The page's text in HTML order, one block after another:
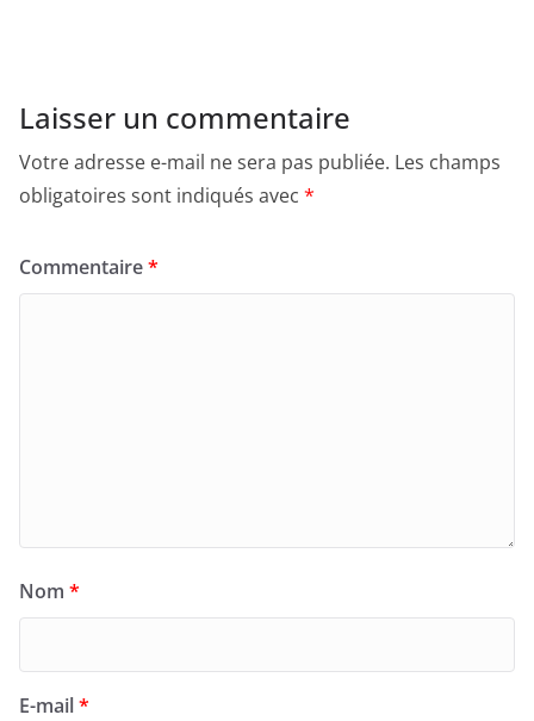
Laisser un commentaire
Votre adresse e-mail ne sera pas publiée. Les champs
obligatoires sont indiqués avec *
Commentaire*
Nom *
E-mail*